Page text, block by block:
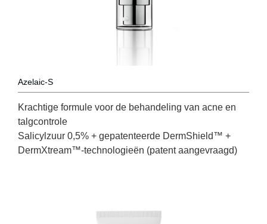
Azelaic-S
Krachtige formule voor de behandeling van acne en
talgcontrole
Salicylzuur 0,5% + gepatenteerde DermShield™ +
DermXtream™-technologieën (patent aangevraagd)